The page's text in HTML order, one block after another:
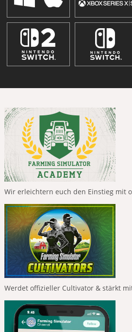
Wir erleichtern euch den Einstieg mit
Werdet offizieller Cultivator & stärkt